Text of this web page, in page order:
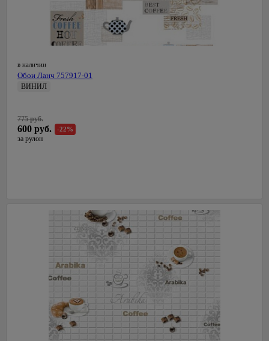
в наличии
Обои Ланч 757917-01
ВИНИЛ
775 руб.
600 руб. -22%
за рулон